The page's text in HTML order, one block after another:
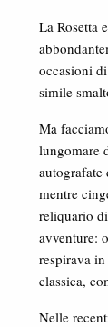
La Rosetta
occasioni
simile
Ma
lungomare
mentre
reliquario
avventure:
respirava
classica,
Nelle